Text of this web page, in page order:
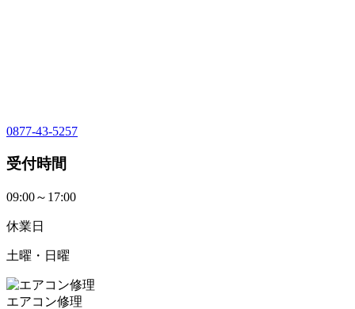
0877-43-5257
受付時間
09:00～17:00
休業日
土曜・日曜
エアコン修理